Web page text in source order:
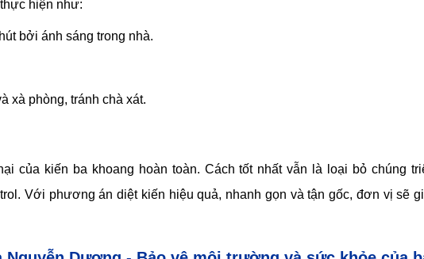
hiện như:
bởi ánh sáng trong nhà.
xà phòng, tránh chà xát.
của kiến ba khoang hoàn toàn. Cách tốt nhất vẫn là loại bỏ chúng
Với phương án diệt kiến hiệu quả, nhanh gọn và tận gốc, đơn vị sẽ